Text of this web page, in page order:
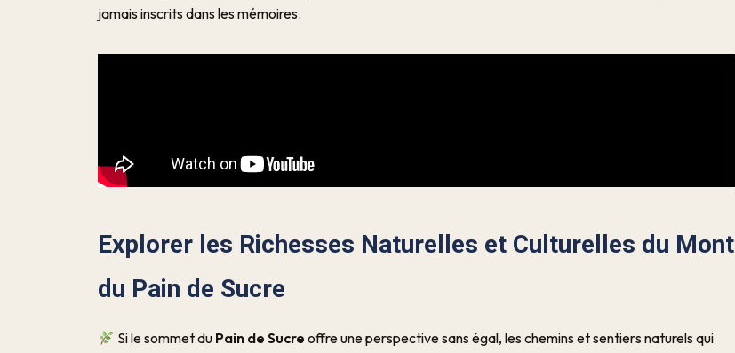
jamais inscrits dans les mémoires.
Explorer les Richesses Naturelles et Culturelles du Mont
du Pain de Sucre
Si le sommet du Pain de Sucre offre une perspective sans égal, les chemins et sentiers naturels qui